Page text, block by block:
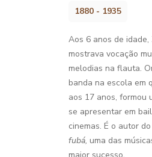
1880 - 1935
Aos 6 anos de idade,
mostrava vocação
melodias na flauta.
banda na escola em
aos 17 anos, formou
se apresentar em
cinemas. É o autor
fubá, uma das
maior sucesso.